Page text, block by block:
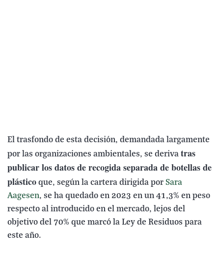
El trasfondo de esta decisión, demandada largamente
por las organizaciones ambientales, se deriva tras
publicar los datos de recogida separada de botellas de
plástico que, según la cartera dirigida por Sara
Aagesen, se ha quedado en 2023 en un 41,3% en peso
respecto al introducido en el mercado, lejos del
objetivo del 70% que marcó la Ley de Residuos para
este año.